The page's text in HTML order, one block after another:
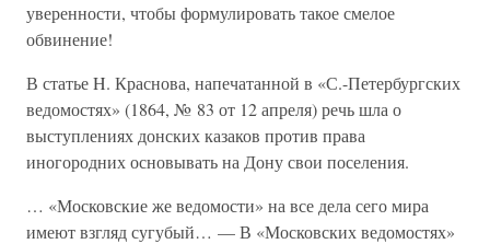
уверенности, чтобы формулировать такое смелое
обвинение!
В статье H. Краснова, напечатанной в «С.-Петербургских
ведомостях» (1864, № 83 от 12 апреля) речь шла о
выступлениях донских казаков против права
иногородних основывать на Дону свои поселения.
… «Московские же ведомости» на все дела сего мира
имеют взгляд сугубый… — В «Московских ведомостях»